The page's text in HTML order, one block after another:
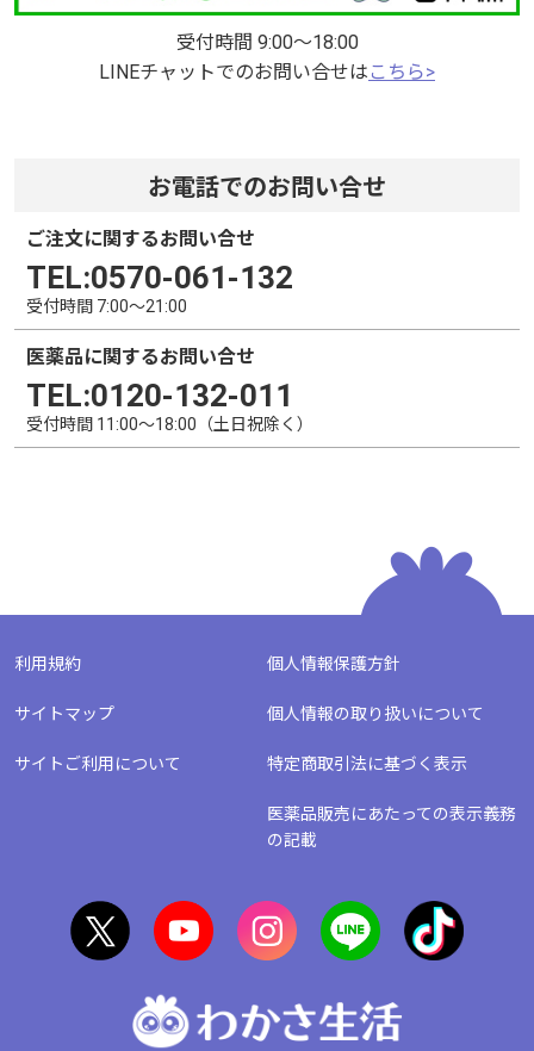
受付時間 9:00～18:00
LINEチャットでのお問い合せは こちら>
お電話でのお問い合せ
ご注文に関するお問い合せ
TEL:0570-061-132
受付時間 7:00～21:00
医薬品に関するお問い合せ
TEL:0120‐132‐011
受付時間 11:00～18:00（土日祝除く）
利用規約 個人情報保護方針
サイトマップ 個人情報の取り扱いについて
サイトご利用について 特定商取引法に基づく表示
医薬品販売にあたっての表示義務
の記載